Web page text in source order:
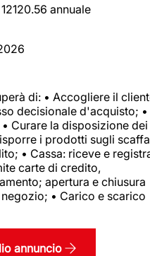
annuale
di: • Accogliere il
decisionale d'acquisto; •
Curare la disposizione dei
i prodotti sugli
• Cassa: riceve e
carte di credito,
apertura e chiusura
• Carico e scarico
annuncio